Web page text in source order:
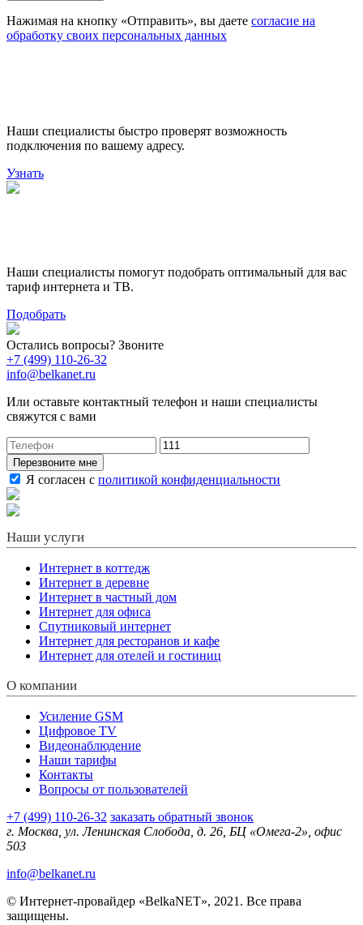
Нажимая на кнопку «Отправить», вы даете согласие на
обработку своих персональных данных
Наши специалисты быстро проверят возможность
подключения по вашему адресу.
Узнать
Наши специалисты помогут подобрать оптимальный для вас
тариф интернета и ТВ.
Подобрать
Остались вопросы? Звоните
+7 (499) 110-26-32
info@belkanet.ru
Или оставьте контактный телефон и наши специалисты
свяжутся с вами
Перезвоните мне
Я согласен с политикой конфиденциальности
Наши услуги
Интернет в коттедж
Интернет в деревне
Интернет в частный дом
Интернет для офиса
Спутниковый интернет
Интернет для ресторанов и кафе
Интернет для отелей и гостиниц
О компании
Усиление GSM
Цифровое TV
Видеонаблюдение
Наши тарифы
Контакты
Вопросы от пользователей
+7 (499) 110-26-32 заказать обратный звонок
г. Москва, ул. Ленинская Слобода, д. 26, БЦ «Омега-2», офис
503
info@belkanet.ru
© Интернет-провайдер «BelkaNET», 2021. Все права
защищены.